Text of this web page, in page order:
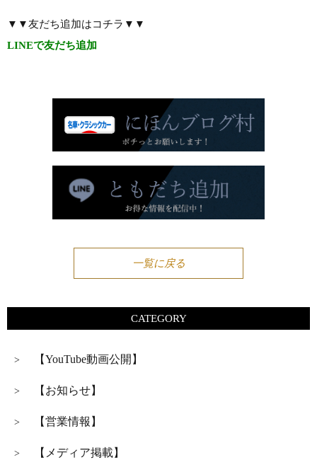
▼▼友だち追加はコチラ▼▼
LINEで友だち追加
一覧に戻る
CATEGORY
> 【YouTube動画公開】
> 【お知らせ】
> 【営業情報】
> 【メディア掲載】